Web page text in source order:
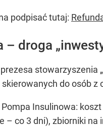
podpisać tutaj:
– droga
stowarzyszenia
do osób
Insulinowa:
– co 3 dni), zbiorniki na